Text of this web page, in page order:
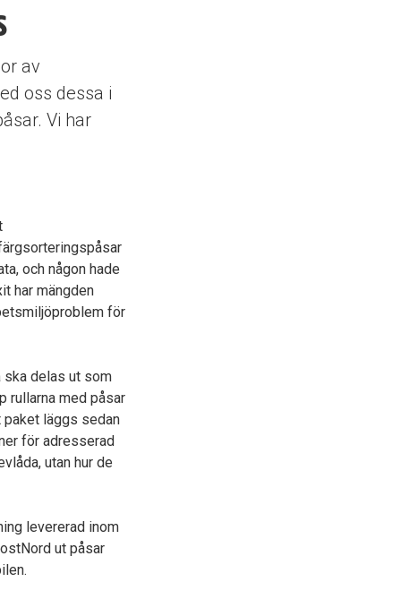
av
oss dessa i
Vi har
och någon hade
har mängden
för
ska delas ut som
rullarna med påsar
läggs sedan
för adresserad
utan hur de
levererad inom
ut påsar